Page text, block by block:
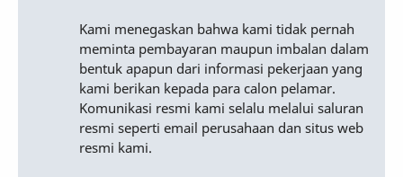
Kami menegaskan bahwa kami tidak pernah
meminta pembayaran maupun imbalan dalam
bentuk apapun dari informasi pekerjaan yang
kami berikan kepada para calon pelamar.
Komunikasi resmi kami selalu melalui saluran
resmi seperti email perusahaan dan situs web
resmi kami.